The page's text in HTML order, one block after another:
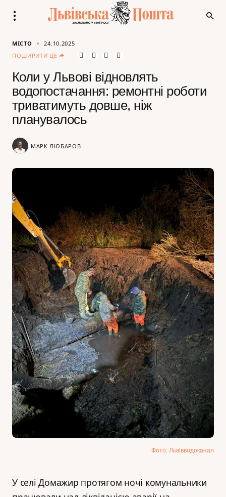
МІСТО
24.10.2025
ПОШИРИТИ ЦЕ
Коли у Львові відновлять
водопостачання: ремонтні роботи
триватимуть довше, ніж
планувалось
МАРК ЛЮБАРОВ
Фото: Львівводоканал
У селі Домажир протягом ночі комунальники